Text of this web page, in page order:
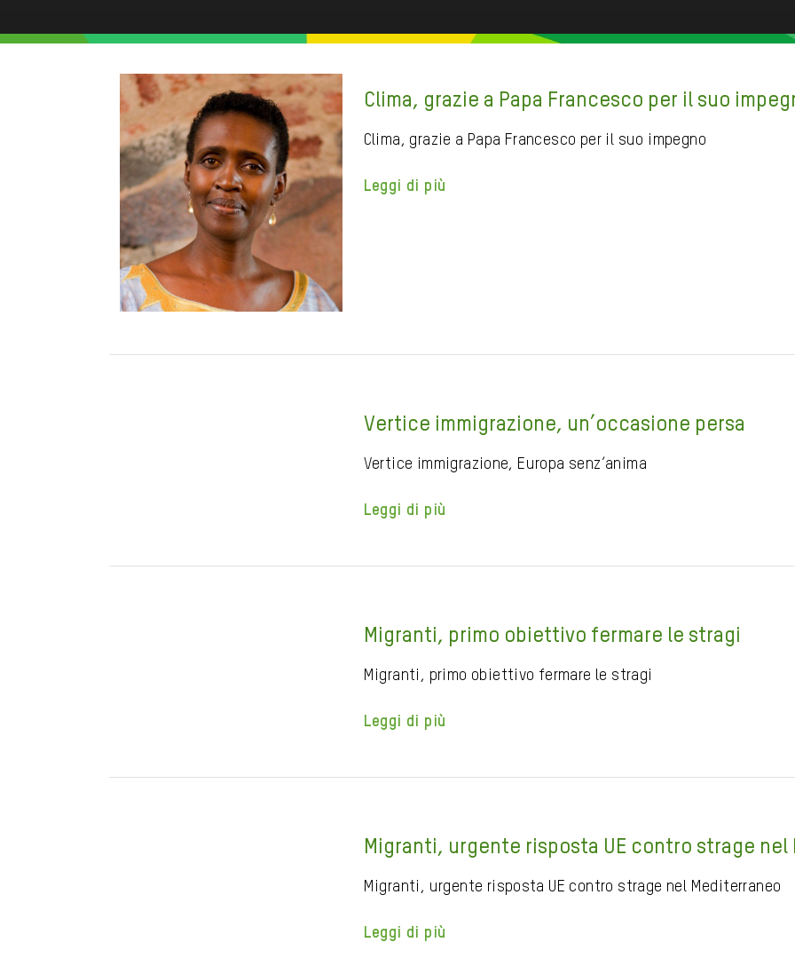
Clima, grazie a Papa Francesco per il suo
Clima, grazie a Papa Francesco per il suo impegno
Leggi di più
Vertice immigrazione, un’occasione persa
Vertice immigrazione, Europa senz’anima
Leggi di più
Migranti, primo obiettivo fermare le stragi
Migranti, primo obiettivo fermare le stragi
Leggi di più
Migranti, urgente risposta UE contro strage nel
Migranti, urgente risposta UE contro strage nel Mediterraneo
Leggi di più